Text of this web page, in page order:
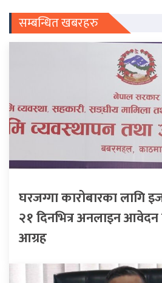
सम्बन्धित खबरहरु
घरजग्गा कारोबारका लागि
२१ दिनभित्र अनलाइन आवेदन
आग्रह